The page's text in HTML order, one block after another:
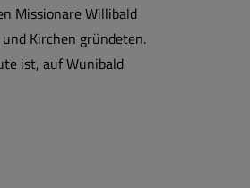
Missionare Willibald
Kirchen gründeten.
ist, auf Wunibald